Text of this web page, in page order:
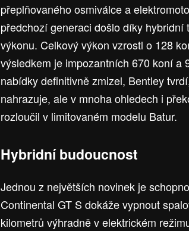
přeplňovaného osmiválce a
předchozí generaci došlo díky
výkonu. Celkový výkon vzrostl o 128
výsledkem je impozantních 670 koní a
nabídky definitivně zmizel, Bentley
nahrazuje, ale v mnoha ohledech i
rozloučil v limitovaném modelu Batur.
Hybridní budoucnost
Jednou z největších novinek je
Continental GT S dokáže vypnout
kilometrů výhradně v elektrickém